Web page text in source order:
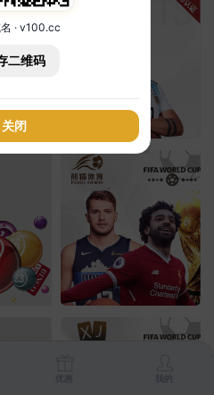
优惠 我的
· v100.cc
二维码
关闭